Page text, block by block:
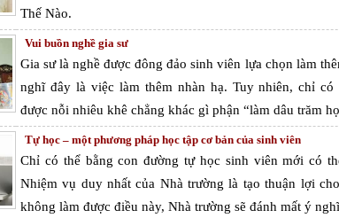
Thế Nào.
Vui buồn nghề gia sư
Gia sư là nghề được đông đảo sinh viên lựa chọn làm
nghĩ đây là việc làm thêm nhàn hạ. Tuy nhiên, chỉ
được nỗi nhiêu khê chẳng khác gì phận “làm dâu trăm
Tự học – một phương pháp học tập cơ bản của sinh viên
Chỉ có thể bằng con đường tự học sinh viên mới có
Nhiệm vụ duy nhất của Nhà trường là tạo thuận lợi
không làm được điều này, Nhà trường sẽ đánh mất ý